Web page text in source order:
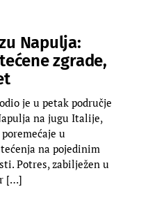
Napulja:
zgrade,
je u petak područje
na jugu Italije,
u
na pojedinim
Potres, zabilježen u
[…]